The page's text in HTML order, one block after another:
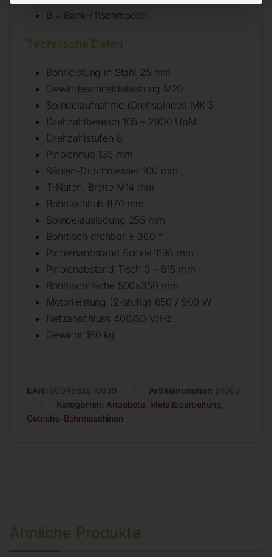
B = Bank-/Tischmodell
Technische Daten
Bohrleistung in Stahl 25 mm
Gewindeschneideleistung M20
Spindelaufnahme (Drehspindel) MK 3
Drehzahlbereich 105 – 2900 UpM
Drehzahlstufen 8
Pinolenhub 135 mm
Säulen-Durchmesser 100 mm
T-Nuten, Breite M14 mm
Bohrtischhub 870 mm
Spindelausladung 255 mm
Bohrtisch drehbar ± 360 °
Pinolenanbstand Sockel 1198 mm
Pinolenabstand Tisch 0 – 915 mm
Bohrtischfläche 500×350 mm
Motorleistung (2-stufig) 650 / 900 W
Netzanschluss 400/50 V/Hz
Gewicht 180 kg
EAN: 9004853810039 Artikelnummer: 81003
Kategorien: Angebote Metallbearbeitung
Getriebe-Bohrmaschinen
Ähnliche Produkte